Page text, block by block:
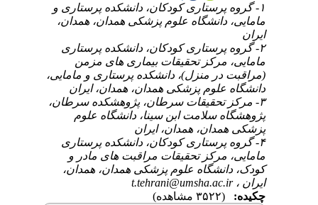
پرستاری کودکان، دانشکده‌ پرستاری و
دانشگاه علوم پزشکی همدان، همدان،
پرستاری کودکان، دانشکده پرستاری
مرکز تحقیقات بیماری های مزمن
منزل)، دانشکده پرستاری و مامایی،
پزشکی همدان، همدان، ایران
تحقیقات سرطان، پژوهشکده سرطان،
سلامت ابن سینا، دانشگاه علوم
همدان، ایران
پرستاری کودکان، دانشکده پرستاری
مرکز تحقیقات مراقبت های مادر و
علوم پزشکی همدان، همدان،